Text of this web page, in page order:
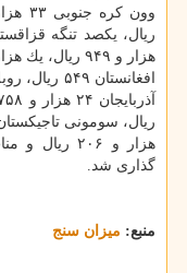
گذاری شد.
منبع: میزان سنج